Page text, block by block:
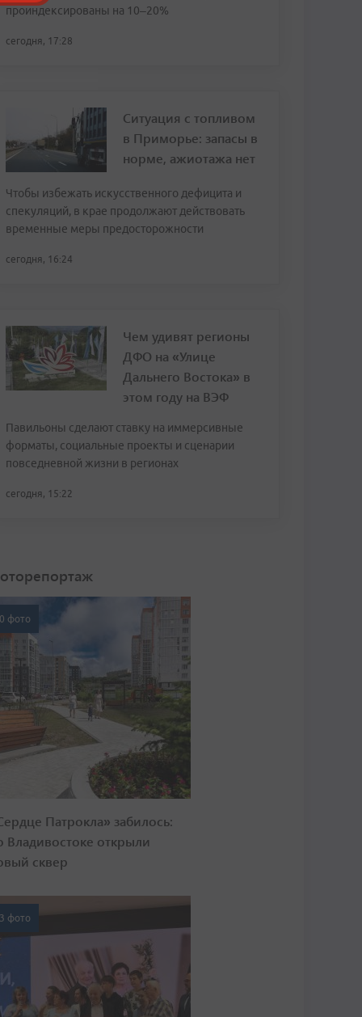
проиндексированы на 10–20%
сегодня, 17:28
Ситуация с топливом
в Приморье: запасы в
норме, ажиотажа нет
Чтобы избежать искусственного дефицита и
спекуляций, в крае продолжают действовать
временные меры предосторожности
сегодня, 16:24
Чем удивят регионы
ДФО на «Улице
Дальнего Востока» в
этом году на ВЭФ
Павильоны сделают ставку на иммерсивные
форматы, социальные проекты и сценарии
повседневной жизни в регионах
сегодня, 15:22
фото
Патрокла» забилось:
Владивостоке открыли
сквер
фото